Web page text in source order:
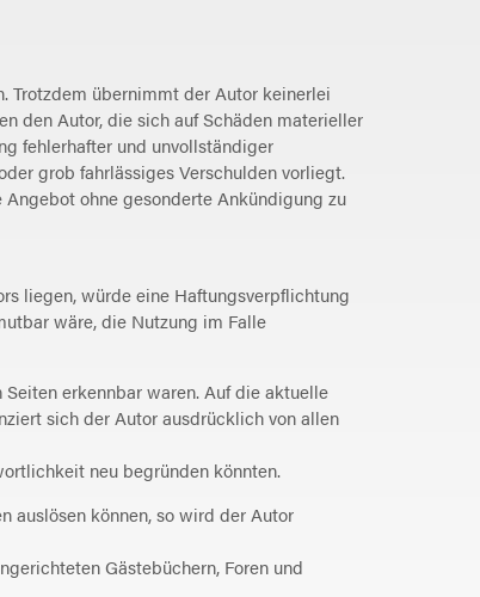
Trotzdem übernimmt der Autor keinerlei
den Autor, die sich auf Schäden materieller
fehlerhafter und unvollständiger
grob fahrlässiges Verschulden vorliegt.
ohne gesonderte Ankündigung zu
liegen, würde eine Haftungsverpflichtung
wäre, die Nutzung im Falle
erkennbar waren. Auf die aktuelle
sich der Autor ausdrücklich von allen
neu begründen könnten.
auslösen können, so wird der Autor
Gästebüchern, Foren und